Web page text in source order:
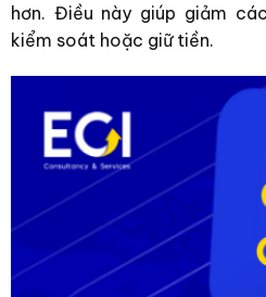
hơn. Điều này giúp giảm
kiểm soát hoặc giữ tiền.